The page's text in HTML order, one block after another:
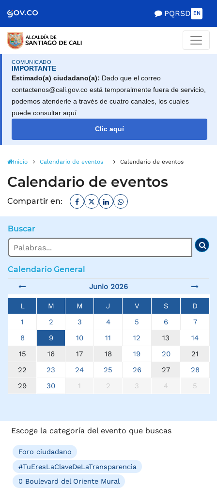
de Santiago
PQRSD EN
COMUNICADO
IMPORTANTE
Estimado(a) ciudadano(a): Dado que el correo
contactenos@cali.gov.co está temporalmente fuera de servicio,
podemos atenderle a través de cuatro canales, los cuales
puede consultar aquí.
Clic aquí
Inicio Calendario de eventos Calendario de eventos
Calendario de eventos
Compartir en: Facebook
TwitterLinkedinWhatsapp
Buscar
Buscar
Calendario General
Junio 2026
L M M J V S
D
1
2 3 4 5 6
7
8
9 10 11 12 13
14
15
16 17 18 19 20
21
22
23 24 25 26 27
28
29
30 1 2 3 4 5
Escoge la categoría del evento que buscas
Foro ciudadano
#TuEresLaClaveDeLaTransparencia
0 Boulevard del Oriente Mural